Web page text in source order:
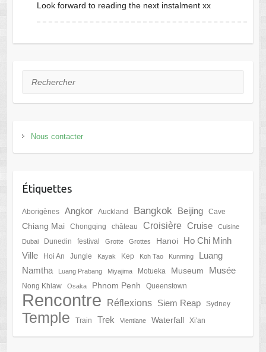
Look forward to reading the next instalment xx
Rechercher
Nous contacter
Étiquettes
Aborigènes Angkor Auckland Bangkok Beijing Cave
Chiang Mai Chongqing château Croisière Cruise Cuisine
Dubai Dunedin festival Grotte Grottes Hanoi
Ho Chi Minh
Ville
Hoi An Jungle Kayak Kep Koh Tao Kunming
Luang
Namtha
Luang Prabang Miyajima Motueka Museum Musée
Nong Khiaw Osaka Phnom Penh Queenstown
Rencontre Réflexions Siem Reap Sydney
Temple Train Trek Vientiane Waterfall Xi'an